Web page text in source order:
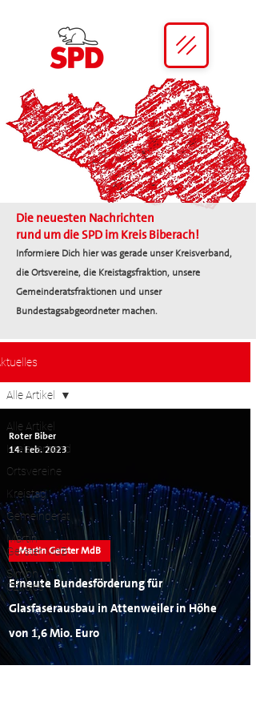
Die neuesten Nachrichten
rund um die SPD im Kreis Biberach!
Informiere Dich hier was gerade unser Kreisverband,
die Ortsvereine, die Kreistagsfraktion, unsere
Gemeinderatsfraktionen und unser
Bundestagsabgeordneter machen.
Alle Artikel
Kreisverband
Ortsvereine
Kreistag
Gemeinderat
Martin
Gerster MdB
Simon
Özkeles
Alle Artikel
Erneute Bundesförderung für
Glasfaserausbau in Attenweiler in Höhe
von 1,6 Mio. Euro
Martin Gerster MdB
Roter Biber
14. Feb. 2023